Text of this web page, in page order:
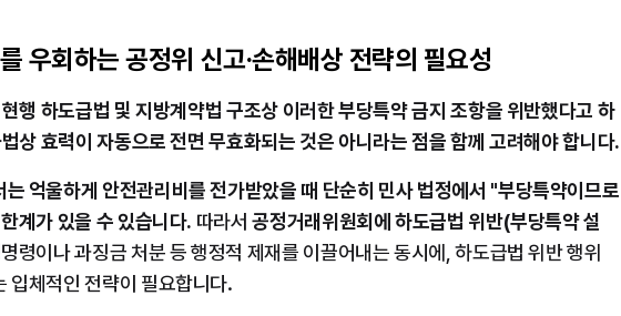
우회하는 공정위 신고·손해배상 전략의 필요성
행 하도급법 및 지방계약법 구조상 이러한 부당특약 금지 조항을 위반했다고 하
상 효력이 자동으로 전면 무효화되는 것은 아니라는 점을 함께 고려해야 합니다.
억울하게 안전관리비를 전가받았을 때 단순히 민사 법정에서 "부당특약이므로
계가 있을 수 있습니다. 따라서 공정거래위원회에 하도급법 위반(부당특약 설
령이나 과징금 처분 등 행정적 제재를 이끌어내는 동시에, 하도급법 위반 행위
입체적인 전략이 필요합니다.